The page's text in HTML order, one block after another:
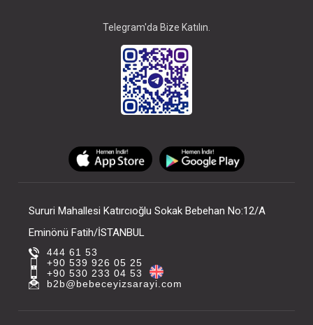
Telegram'da Bize Katılın.
Sururi Mahallesi Katırcıoğlu Sokak Bebehan No:12/A
Eminönü Fatih/İSTANBUL
444 61 53
+90 539 926 05 25
+90 530 233 04 53
b2b@bebeceyizsarayi.com